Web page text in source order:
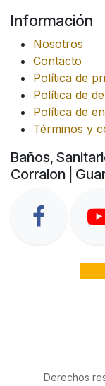
Información
Nosotros
Contacto
Política de
Política de
Política de
Términos y
Baños,
Corralon |
Derechos